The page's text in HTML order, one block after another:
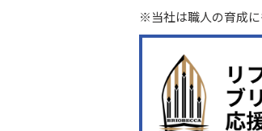
※当社は職人の育成に